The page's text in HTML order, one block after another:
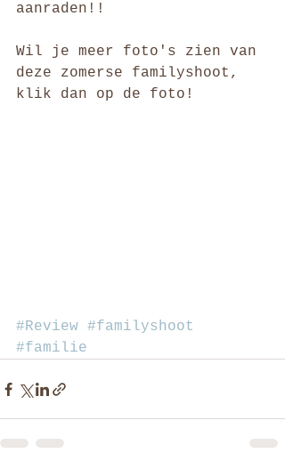
aanraden!!
Wil je meer foto's zien van
deze zomerse familyshoot,
klik dan op de foto!
#Review #familyshoot
#familie